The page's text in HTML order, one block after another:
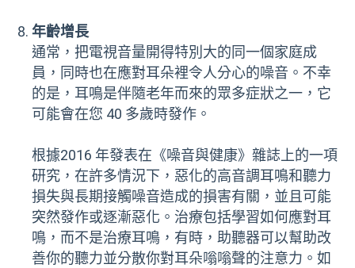
年齡增長
通常，把電視音量開得特別大的同一個家庭成
員，同時也在應對耳朵裡令人分心的噪音。不幸
的是，耳鳴是伴隨老年而來的眾多症狀之一，它
可能會在您 40 多歲時發作。
根據2016 年發表在《噪音與健康》雜誌上的一項
研究，在許多情況下，惡化的高音調耳鳴和聽力
損失與長期接觸噪音造成的損害有關，並且可能
突然發作或逐漸惡化。治療包括學習如何應對耳
鳴，而不是治療耳鳴，有時，助聽器可以幫助改
善你的聽力並分散你對耳朵嗡嗡聲的注意力。如